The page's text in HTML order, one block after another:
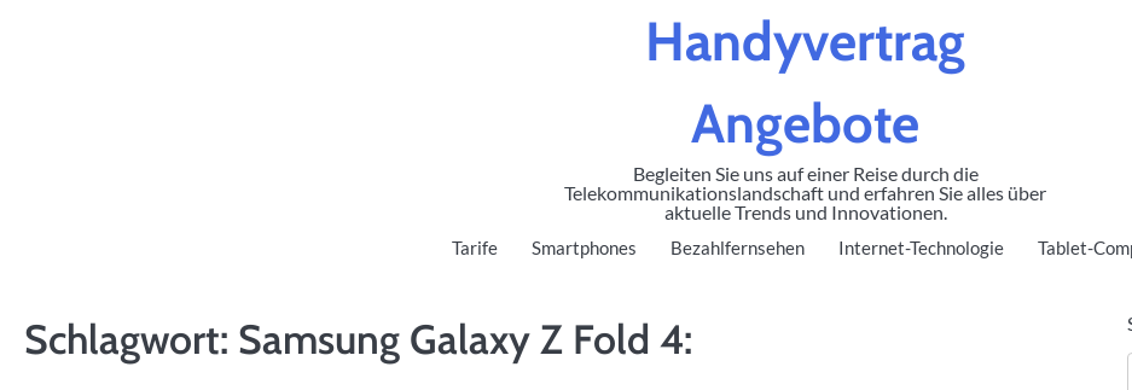
Handyvertrag
Angebote
Begleiten Sie uns auf einer Reise durch die
Telekommunikationslandschaft und erfahren Sie alles über
aktuelle Trends und Innovationen.
Tarife Smartphones Bezahlfernsehen Internet-Technologie Tablet-
Schlagwort: Samsung Galaxy Z Fold 4: